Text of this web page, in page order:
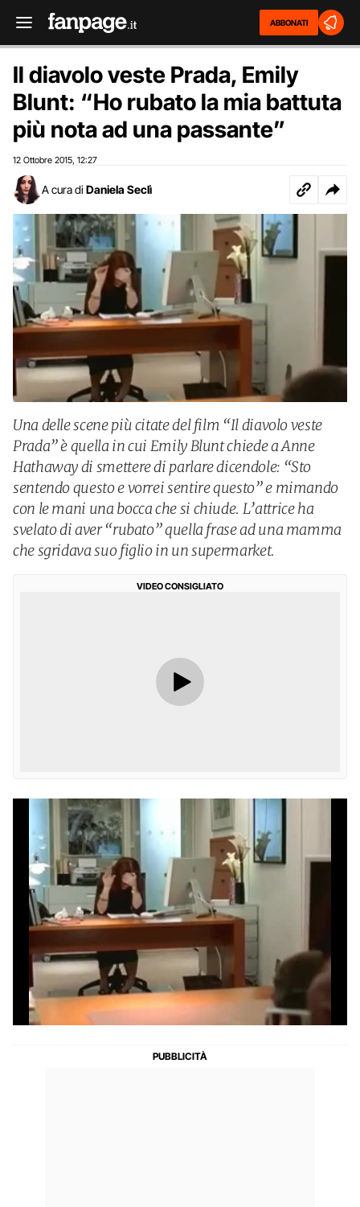
ABBONATI
Il diavolo veste Prada, Emily
Blunt: “Ho rubato la mia battuta
più nota ad una passante”
12 Ottobre 2015 12:27
A cura di Daniela Seclì
Una delle scene più citate del film “Il diavolo veste
Prada” è quella in cui Emily Blunt chiede a Anne
Hathaway di smettere di parlare dicendole: “Sto
sentendo questo e vorrei sentire questo” e mimando
con le mani una bocca che si chiude. L’attrice ha
svelato di aver “rubato” quella frase ad una mamma
che sgridava suo figlio in un supermarket.
VIDEO CONSIGLIATO